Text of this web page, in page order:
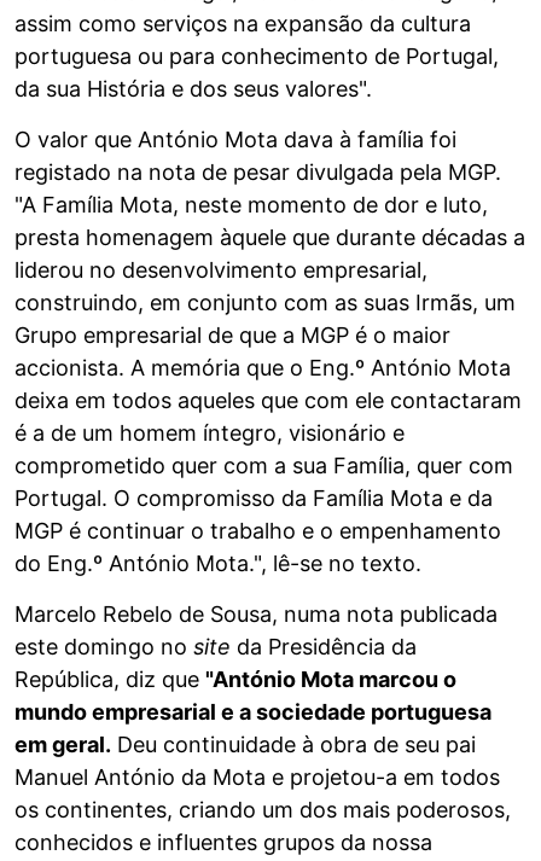
assim como serviços na expansão da cultura
portuguesa ou para conhecimento de Portugal,
da sua História e dos seus valores".
O valor que António Mota dava à família foi
registado na nota de pesar divulgada pela MGP.
"A Família Mota, neste momento de dor e luto,
presta homenagem àquele que durante décadas a
liderou no desenvolvimento empresarial,
construindo, em conjunto com as suas Irmãs, um
Grupo empresarial de que a MGP é o maior
accionista. A memória que o Eng.º António Mota
deixa em todos aqueles que com ele contactaram
é a de um homem íntegro, visionário e
comprometido quer com a sua Família, quer com
Portugal. O compromisso da Família Mota e da
MGP é continuar o trabalho e o empenhamento
do Eng.º António Mota.", lê-se no texto.
Marcelo Rebelo de Sousa, numa nota publicada
este domingo no site da Presidência da
República, diz que "António Mota marcou o
mundo empresarial e a sociedade portuguesa
em geral. Deu continuidade à obra de seu pai
Manuel António da Mota e projetou-a em todos
os continentes, criando um dos mais poderosos,
conhecidos e influentes grupos da nossa